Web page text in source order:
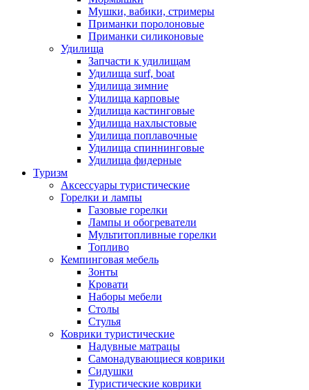
Мушки, вабики, стримеры
Приманки поролоновые
Приманки силиконовые
Удилища
Запчасти к удилищам
Удилища surf, boat
Удилища зимние
Удилища карповые
Удилища кастинговые
Удилища нахлыстовые
Удилища поплавочные
Удилища спиннинговые
Удилища фидерные
Туризм
Аксессуары туристические
Горелки и лампы
Газовые горелки
Лампы и обогреватели
Мультитопливные горелки
Топливо
Кемпинговая мебель
Зонты
Кровати
Наборы мебели
Столы
Стулья
Коврики туристические
Надувные матрацы
Самонадувающиеся коврики
Сидушки
Туристические коврики